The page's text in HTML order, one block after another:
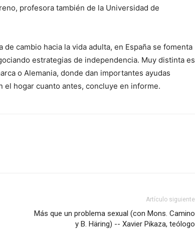
profesora también de la Universidad de
cambio hacia la vida adulta, en España se fomenta
estrategias de independencia. Muy distinta es
o Alemania, donde dan importantes ayudas
el hogar cuanto antes, concluye en informe.
Artículo siguiente
Más que un problema sexual (con Mons. Camino
y B. Häring) -- Xavier Pikaza, teólogo